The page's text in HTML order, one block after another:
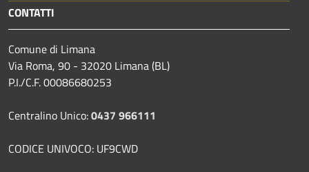
CONTATTI
Comune di Limana
Via Roma, 90 - 32020 Limana (BL)
P.I./C.F. 00086680253
Centralino Unico:0437 966111
CODICE UNIVOCO: UF9CWD